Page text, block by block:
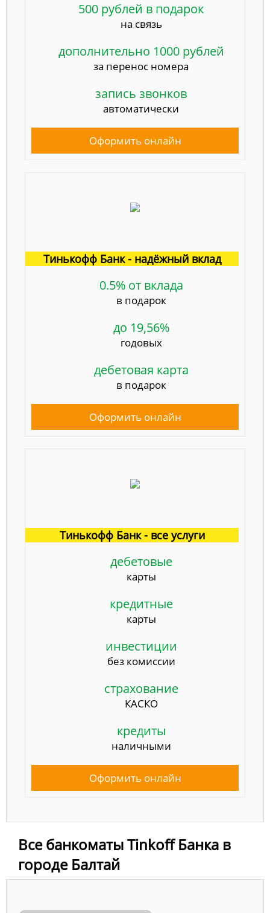
500 рублей в подарок
на связь
дополнительно 1000 рублей
за перенос номера
запись звонков
автоматически
Оформить онлайн
Тинькофф Банк - надёжный вклад
0.5% от вклада
в подарок
до 19,56%
годовых
дебетовая карта
в подарок
Оформить онлайн
Тинькофф Банк - все услуги
дебетовые
карты
кредитные
карты
инвестиции
без комиссии
страхование
КАСКО
кредиты
наличными
Оформить онлайн
Все банкоматы Tinkoff Банка в
городе Балтай